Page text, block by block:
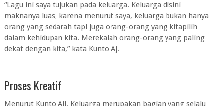
“Lagu ini saya tujukan pada keluarga. Keluarga disini
maknanya luas, karena menurut saya, keluarga bukan hanya
orang yang sedarah tapi juga orang-orang yang kitapilih
dalam kehidupan kita. Merekalah orang-orang yang paling
dekat dengan kita,” kata Kunto Aj.
Proses Kreatif
Menurut Kunto Aji, Keluarga merupakan bagian yang selalu